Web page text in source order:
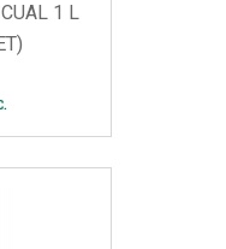
1 L